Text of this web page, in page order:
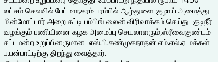
லட்சம் செலவில் பேட்மாநகரம் பரம்பில் ஆழ்துளை குழாய் அமைத்து
மின்மோட்டார் அறை கட்டி பம்பிங் லைன் விரிவாக்கம் செய்து குடிநீர்
வழங்கும் பணியினை கழக அமைப்பு செயலாளரும்,ஸ்ரீவைகுண்டம்
சட்டமன்ற உறுப்பினருமான எஸ்.பி.சண்முகநாதன் எம்.எல்.ஏ மக்கள்
பயன்பாட்டிற்கு திறந்து வைத்தார்.